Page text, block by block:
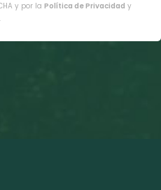
y por la Política de Privacidad y